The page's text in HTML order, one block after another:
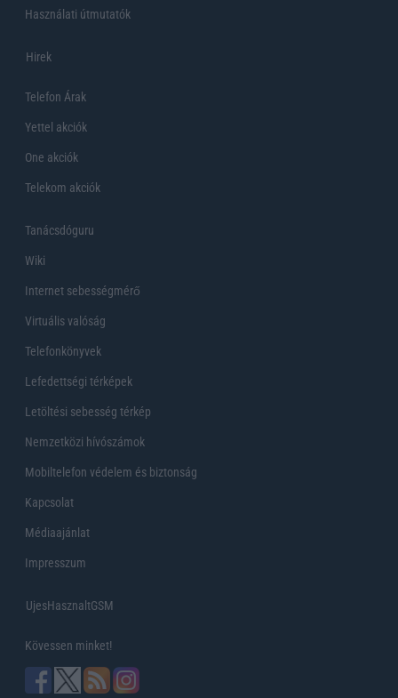
Használati útmutatók
Hirek
Telefon Árak
Yettel akciók
One akciók
Telekom akciók
Tanácsdóguru
Wiki
Internet sebességmérő
Virtuális valóság
Telefonkönyvek
Lefedettségi térképek
Letöltési sebesség térkép
Nemzetközi hívószámok
Mobiltelefon védelem és biztonság
Kapcsolat
Médiaajánlat
Impresszum
UjesHasznaltGSM
Kövessen minket!